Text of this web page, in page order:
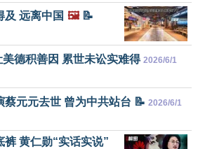
及 远离中国 🖼️📝
德积善因 累世未讼实难得 2026/6/1
蔡元元去世 曾为中共站台 📝 2026/6/1
裤 黄仁勋“实话实说”